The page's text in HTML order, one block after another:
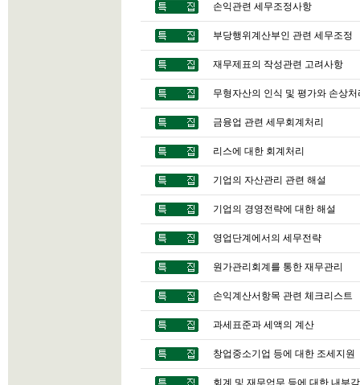
손익관련 세무조정사항
부당행위계산부인 관련 세무조정
재무제표의 작성관련 고려사항
무형자산의 인식 및 평가와 손상처
금융업 관련 세무회계처리
리스에 대한 회계처리
기업의 자산관리 관련 해설
기업의 경영전략에 대한 해설
영업단계에서의 세무전략
원가관리회계를 통한 재무관리
손익계산서항목 관련 체크리스트
과세표준과 세액의 계산
창업중소기업 등에 대한 조세지원
회계 및 재무업무 등에 대한 내부